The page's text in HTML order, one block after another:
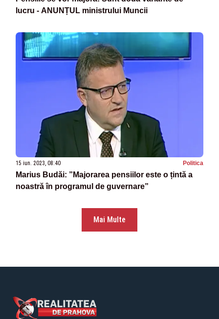
lucru - ANUNȚUL ministrului Muncii
15 iun. 2023, 08:40 Politica
Marius Budăi: ”Majorarea pensiilor este o țintă a
noastră în programul de guvernare”
Mai Multe